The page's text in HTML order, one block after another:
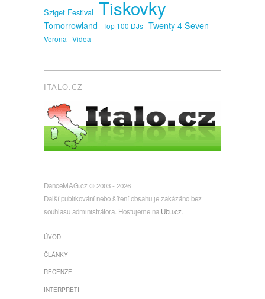
Sziget Festival Tiskovky
Tomorrowland Top 100 DJs Twenty 4 Seven
Verona Videa
ITALO.CZ
DanceMAG.cz © 2003 - 2026
Další publikování nebo šíření obsahu je zakázáno bez
souhlasu administrátora. Hostujeme na Ubu.cz
ÚVOD
ČLÁNKY
RECENZE
INTERPRETI